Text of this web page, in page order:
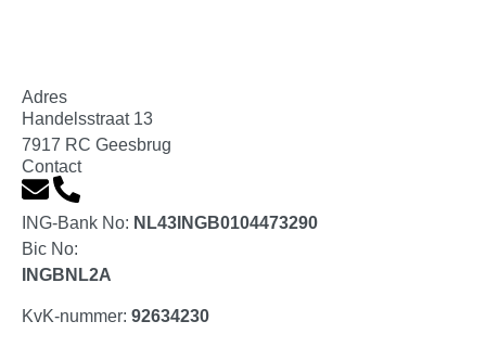
Adres
Handelsstraat 13
7917 RC Geesbrug
Contact
ING-Bank No: NL43INGB0104473290
Bic No:
INGBNL2A
KvK-nummer: 92634230